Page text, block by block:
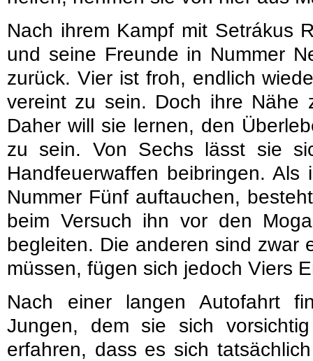
Nach ihrem Kampf mit Setrákus
und seine Freunde in Nummer
zurück. Vier ist froh, endlich
vereint zu sein. Doch ihre Nähe
Daher will sie lernen, den
zu sein. Von Sechs lässt sie
Handfeuerwaffen beibringen.
Nummer Fünf auftauchen,
beim Versuch ihn vor den
begleiten. Die anderen sind zwar
müssen, fügen sich jedoch Viers
Nach einer langen Autofahrt
Jungen, dem sie sich
erfahren, dass es sich